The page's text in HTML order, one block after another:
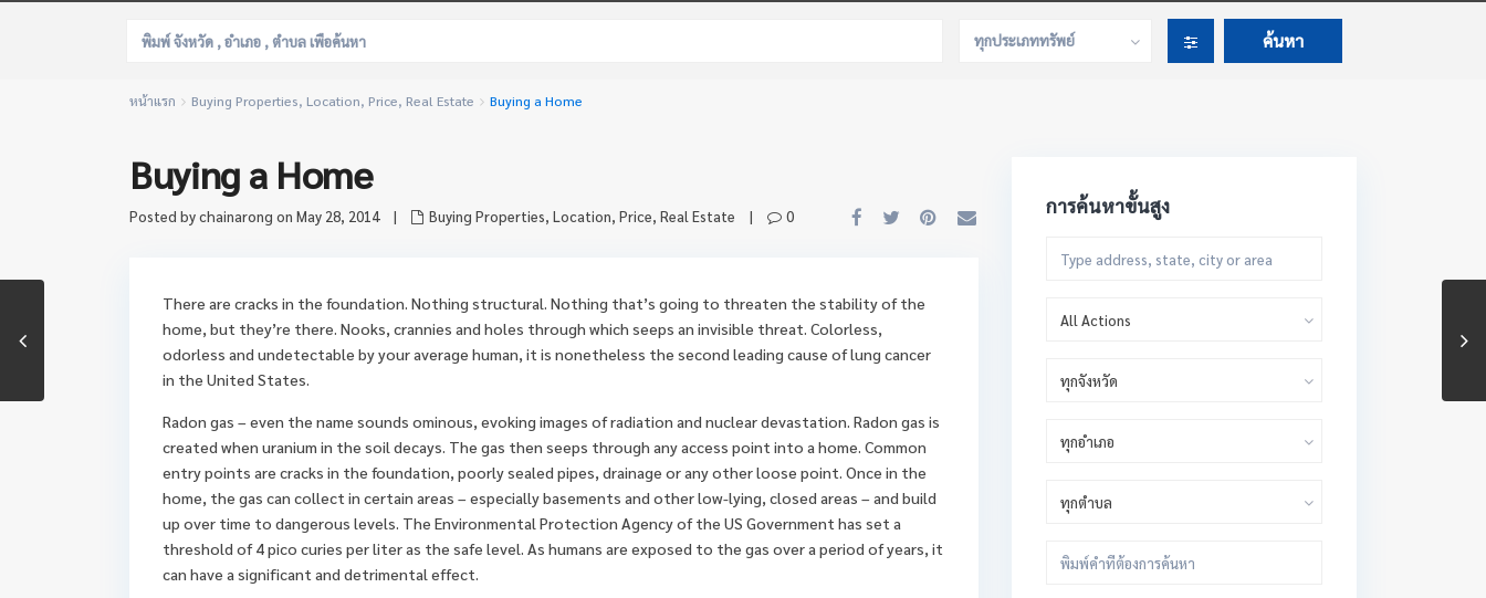
ทุกประเภททรัพย์
หน้าแรก Buying Properties, Location, Price, Real Estate Buying a Home
Buying a Home
Posted by chainarong on May 28, 2014 | Buying Properties, Location, Price, Real Estate | 0
There are cracks in the foundation. Nothing structural. Nothing that’s going to threaten the stability of the
home, but they’re there. Nooks, crannies and holes through which seeps an invisible threat. Colorless,
odorless and undetectable by your average human, it is nonetheless the second leading cause of lung cancer
in the United States.
Radon gas – even the name sounds ominous, evoking images of radiation and nuclear devastation. Radon gas is
created when uranium in the soil decays. The gas then seeps through any access point into a home. Common
entry points are cracks in the foundation, poorly sealed pipes, drainage or any other loose point. Once in the
home, the gas can collect in certain areas – especially basements and other low-lying, closed areas – and build
up over time to dangerous levels. The Environmental Protection Agency of the US Government has set a
threshold of 4 pico curies per liter as the safe level. As humans are exposed to the gas over a period of years, it
can have a significant and detrimental effect.
การค้นหาขั้นสูง
All Actions
ทุกจังหวัด
ทุกอำเภอ
ทุกตำบล